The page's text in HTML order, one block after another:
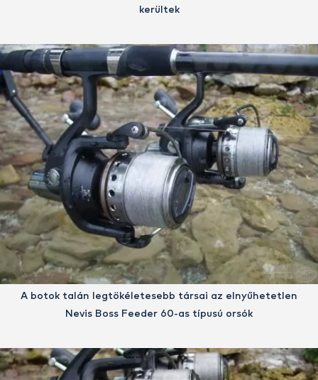
kerültek
A botok talán legtökéletesebb társai az elnyűhetetlen
Nevis Boss Feeder 60-as típusú orsók